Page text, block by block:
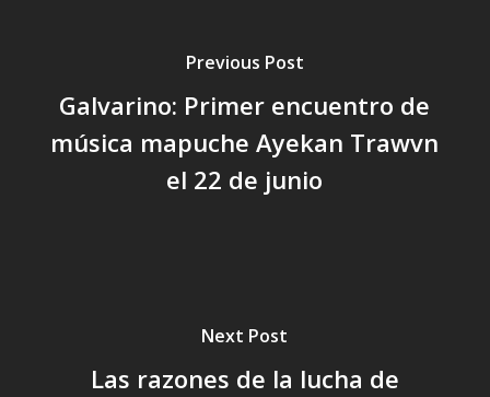
Previous Post
Galvarino: Primer encuentro de
música mapuche Ayekan Trawvn
el 22 de junio
Next Post
Las razones de la lucha de